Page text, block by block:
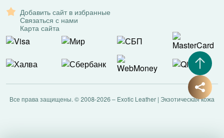
Добавить сайт в избранные
Связаться с нами
Карта сайта
Все права защищены. © 2008-2026 – Exotic Leather | Экзотическая кожа